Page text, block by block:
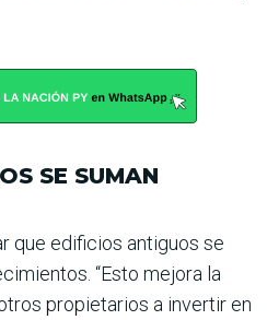
SE SUMAN
que edificios antiguos se
“Esto mejora la
pro­pietarios a invertir en